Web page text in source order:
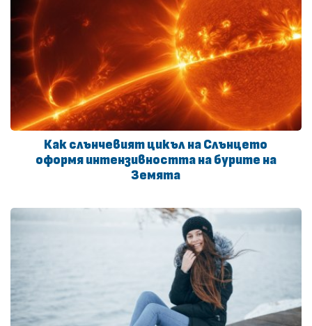
Как слънчевият цикъл на Слънцето
оформя интензивността на бурите на
Земята